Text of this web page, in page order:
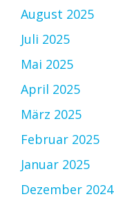
August 2025
Juli 2025
Mai 2025
April 2025
März 2025
Februar 2025
Januar 2025
Dezember 2024